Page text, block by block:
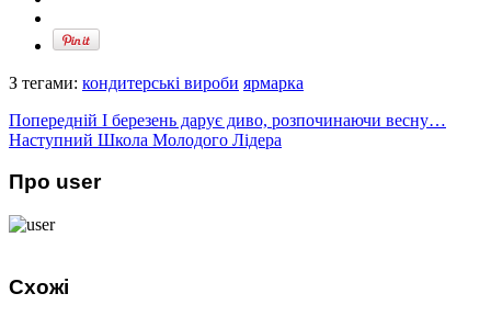
З тегами: кондитерські вироби ярмарка
Попередній І березень дарує диво, розпочинаючи весну…
Наступний Школа Молодого Лідера
Про user
Схожі